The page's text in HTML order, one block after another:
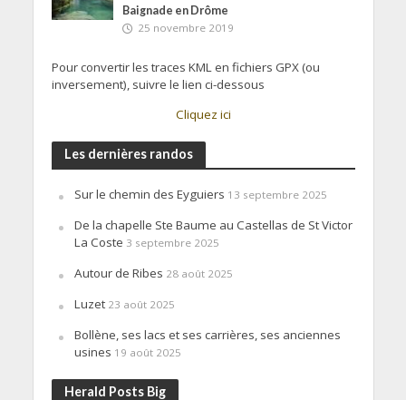
Baignade en Drôme
25 novembre 2019
Pour convertir les traces KML en fichiers GPX (ou
inversement), suivre le lien ci-dessous
Cliquez ici
Les dernières randos
Sur le chemin des Eyguiers 13 septembre 2025
De la chapelle Ste Baume au Castellas de St Victor
La Coste 3 septembre 2025
Autour de Ribes 28 août 2025
Luzet 23 août 2025
Bollène, ses lacs et ses carrières, ses anciennes
usines 19 août 2025
Herald Posts Big